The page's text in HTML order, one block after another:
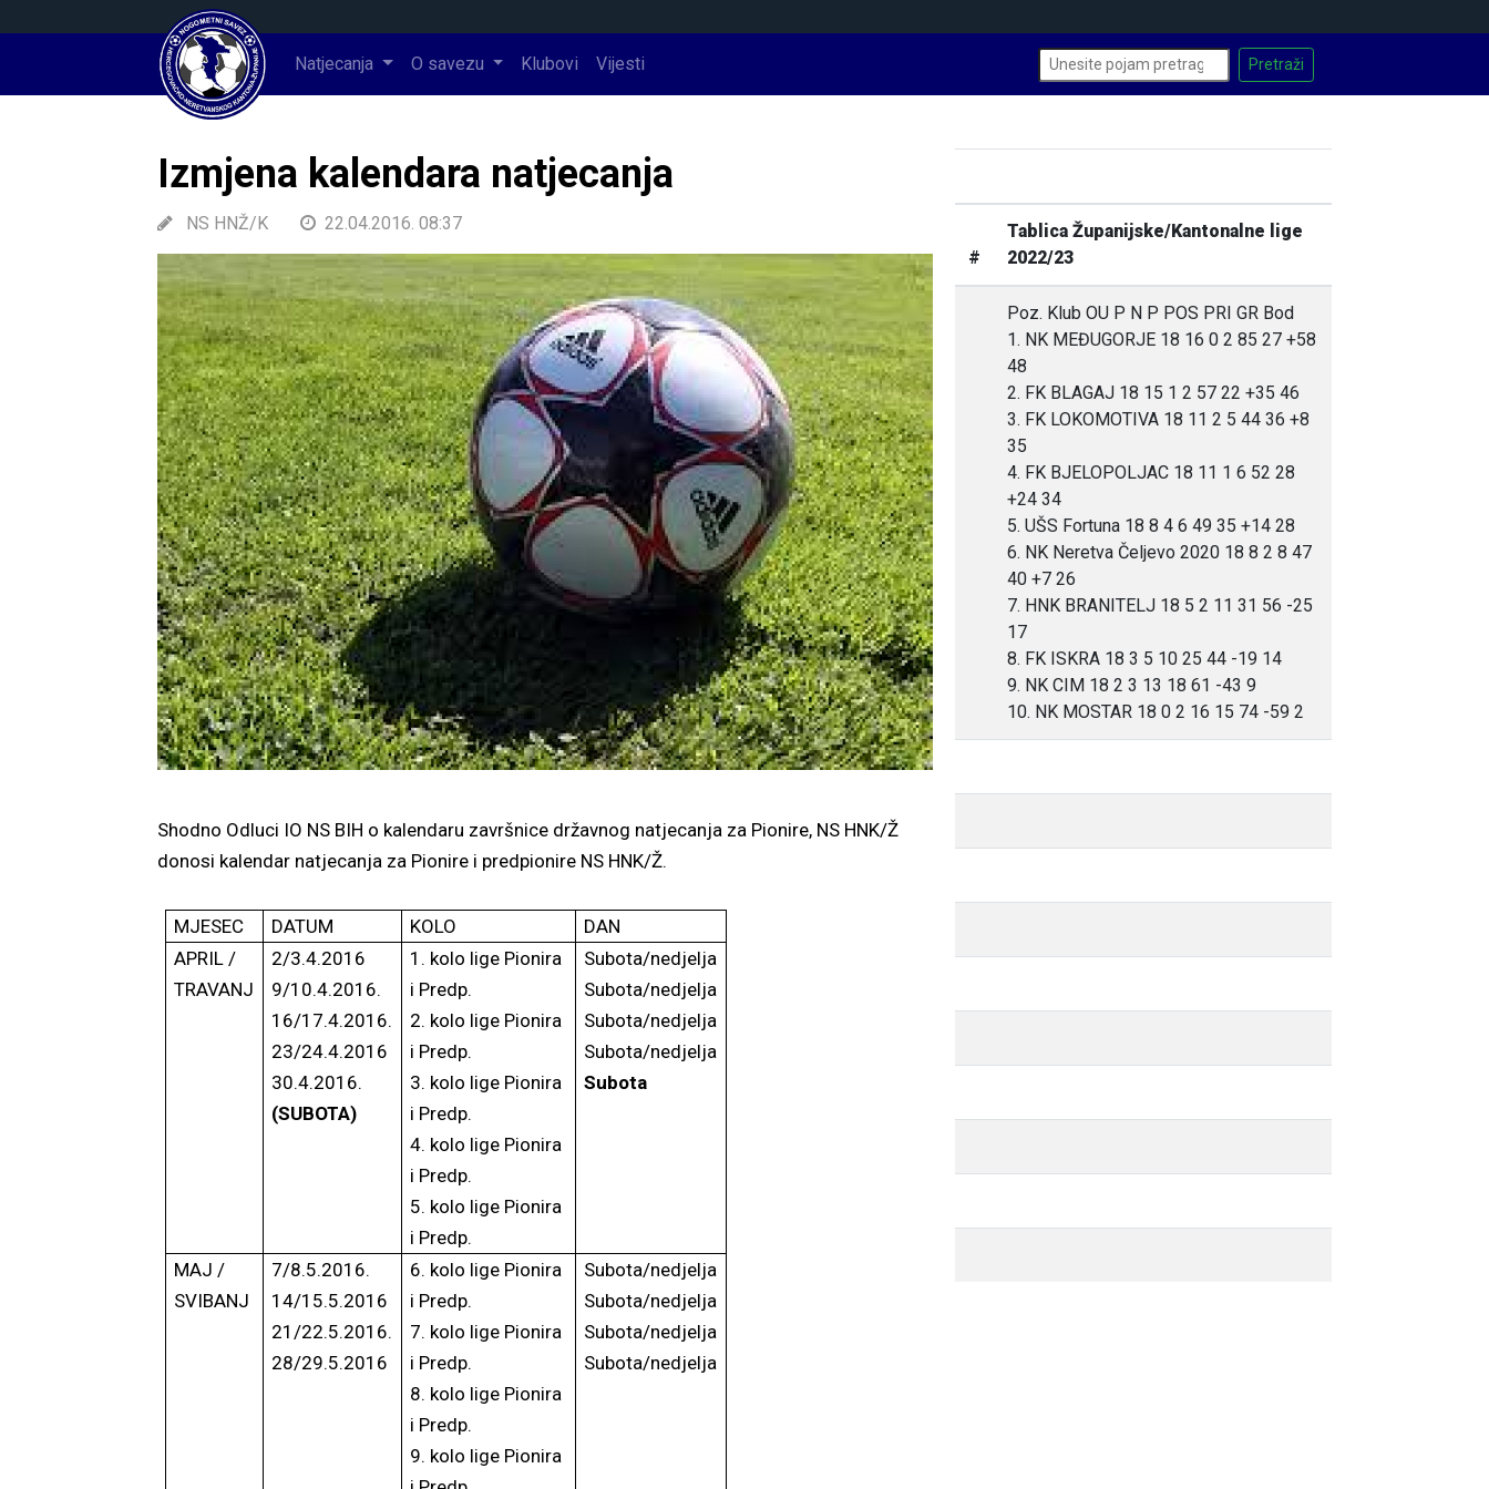
Natjecanja O savezu Klubovi Vijesti
Izmjena kalendara natjecanja
NS HNŽ/K 22.04.2016. 08:37
Shodno Odluci IO NS BIH o kalendaru završnice državnog natjecanja za Pionire, NS HNK/Ž
donosi kalendar natjecanja za Pionire i predpionire NS HNK/Ž.
MJESEC DATUM KOLO
DAN
APRIL /
TRAVANJ
2/3.4.2016
9/10.4.2016.
16/17.4.2016.
23/24.4.2016
30.4.2016.
(SUBOTA)
1. kolo lige Pionira
i Predp.
2. kolo lige Pionira
i Predp.
3. kolo lige Pionira
i Predp.
4. kolo lige Pionira
i Predp.
5. kolo lige Pionira
i Predp.
Subota/nedjelja
Subota/nedjelja
Subota/nedjelja
Subota/nedjelja
Subota
MAJ /
SVIBANJ
7/8.5.2016.
14/15.5.2016
21/22.5.2016.
28/29.5.2016
6. kolo lige Pionira
i Predp.
7. kolo lige Pionira
i Predp.
8. kolo lige Pionira
i Predp.
9. kolo lige Pionira
Subota/nedjelja
Subota/nedjelja
Subota/nedjelja
Subota/nedjelja
#
Tablica Županijske/Kantonalne lige
2022/23
Poz. Klub OU P N P POS PRI GR Bod
1. NK MEĐUGORJE 18 16 0 2 85 27 +58
48
2. FK BLAGAJ 18 15 1 2 57 22 +35 46
3. FK LOKOMOTIVA 18 11 2 5 44 36 +8
35
4. FK BJELOPOLJAC 18 11 1 6 52 28
+24 34
5. UŠS Fortuna 18 8 4 6 49 35 +14 28
6. NK Neretva Čeljevo 2020 18 8 2 8 47
40 +7 26
7. HNK BRANITELJ 18 5 2 11 31 56 -25
17
8. FK ISKRA 18 3 5 10 25 44 -19 14
9. NK CIM 18 2 3 13 18 61 -43 9
10. NK MOSTAR 18 0 2 16 15 74 -59 2